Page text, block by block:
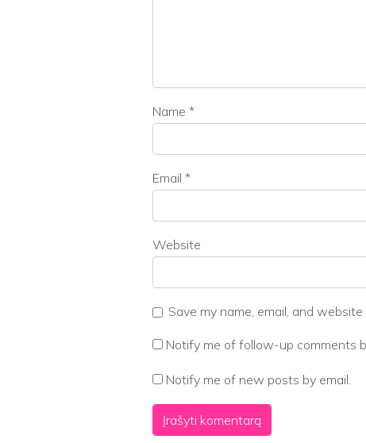
Name *
Email *
Website
Save my name, email, and
Notify me of follow-up comments
Notify me of new posts by email.